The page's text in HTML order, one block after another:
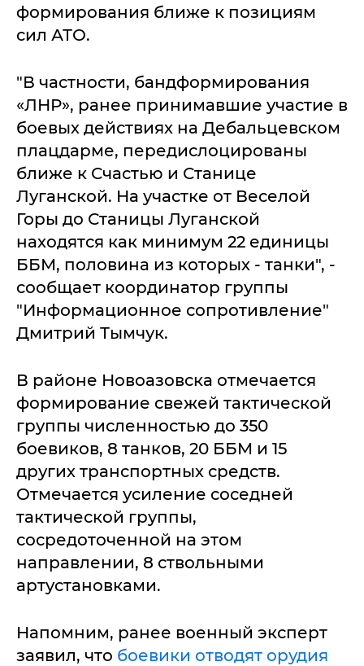
формирования ближе к позициям
сил АТО.
"В частности, бандформирования
«ЛНР», ранее принимавшие участие в
боевых действиях на Дебальцевском
плацдарме, передислоцированы
ближе к Счастью и Станице
Луганской. На участке от Веселой
Горы до Станицы Луганской
находятся как минимум 22 единицы
ББМ, половина из которых - танки", -
сообщает координатор группы
"Информационное сопротивление"
Дмитрий Тымчук.
В районе Новоазовска отмечается
формирование свежей тактической
группы численностью до 350
боевиков, 8 танков, 20 ББМ и 15
других транспортных средств.
Отмечается усиление соседней
тактической группы,
сосредоточенной на этом
направлении, 8 ствольными
артустановками.
Напомним, ранее военный эксперт
заявил, что боевики отводят орудия